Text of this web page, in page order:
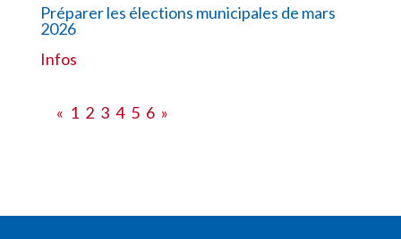
Préparer les élections municipales de mars
2026
Infos
« 1 2 3 4 5 6 »